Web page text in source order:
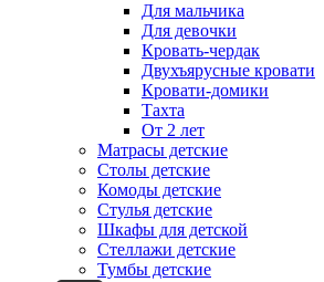
Для мальчика
Для девочки
Кровать-чердак
Двухъярусные кровати
Кровати-домики
Тахта
От 2 лет
Матрасы детские
Столы детские
Комоды детские
Стулья детские
Шкафы для детской
Стеллажи детские
Тумбы детские